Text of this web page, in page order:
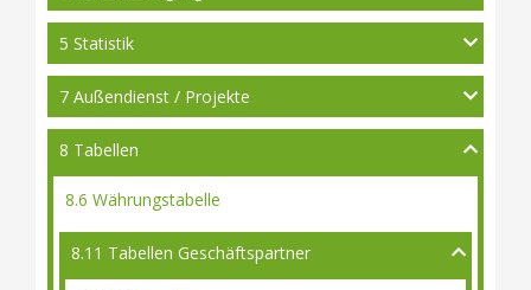
5 Statistik
7 Außendienst / Projekte
8 Tabellen
8.6 Währungstabelle
8.11 Tabellen Geschäftspartner